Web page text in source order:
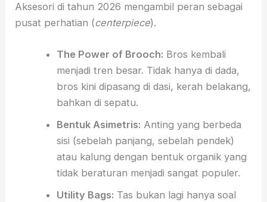
Aksesori di tahun 2026 mengambil peran sebagai
pusat perhatian (centerpiece).
The Power of Brooch: Bros kembali
menjadi tren besar. Tidak hanya di dada,
bros kini dipasang di dasi, kerah belakang,
bahkan di sepatu.
Bentuk Asimetris: Anting yang berbeda
sisi (sebelah panjang, sebelah pendek)
atau kalung dengan bentuk organik yang
tidak beraturan menjadi sangat populer.
Utility Bags: Tas bukan lagi hanya soal